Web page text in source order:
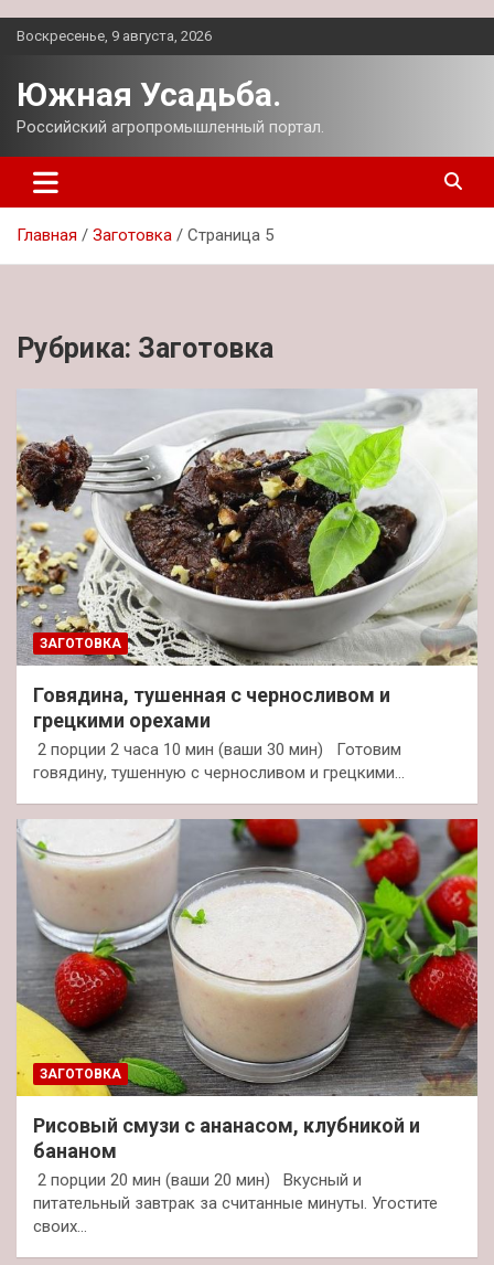
Перейти
Воскресенье, 9 августа, 2026
Южная Усадьба.
Российский агропромышленный портал.
Главная Заготовка Страница 5
Рубрика: Заготовка
ЗАГОТОВКА
Говядина, тушенная с черносливом и
грецкими орехами
2 порции 2 часа 10 мин (ваши 30 мин) Готовим
говядину, тушенную с черносливом и грецкими…
ЗАГОТОВКА
Рисовый смузи с ананасом, клубникой и
бананом
2 порции 20 мин (ваши 20 мин) Вкусный и
питательный завтрак за считанные минуты. Угостите
своих…